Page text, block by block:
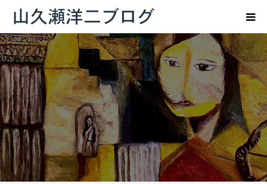
トップページ
ブログ
プロフィール
お問い合わせ